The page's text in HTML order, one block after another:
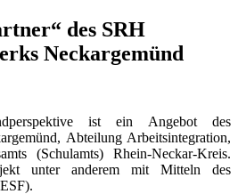
des SRH
Neckargemünd
ist ein Angebot des
Abteilung Arbeitsintegration,
(Schulamts) Rhein-Neckar-Kreis.
unter anderem mit Mitteln des